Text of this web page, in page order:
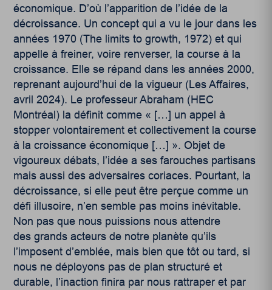
économique. D’où l’apparition de l’idée de la
décroissance. Un concept qui a vu le jour dans les
années 1970 (The limits to growth, 1972) et qui
appelle à freiner, voire renverser, la course à la
croissance. Elle se répand dans les années 2000,
reprenant aujourd’hui de la vigueur (Les Affaires,
avril 2024). Le professeur Abraham (HEC
Montréal) la définit comme « […] un appel à
stopper volontairement et collectivement la course
à la croissance économique […] ». Objet de
vigoureux débats, l’idée a ses farouches partisans
mais aussi des adversaires coriaces. Pourtant, la
décroissance, si elle peut être perçue comme un
défi illusoire, n’en semble pas moins inévitable.
Non pas que nous puissions nous attendre
des grands acteurs de notre planète qu’ils
l’imposent d’emblée, mais bien que tôt ou tard, si
nous ne déployons pas de plan structuré et
durable, l’inaction finira par nous rattraper et par